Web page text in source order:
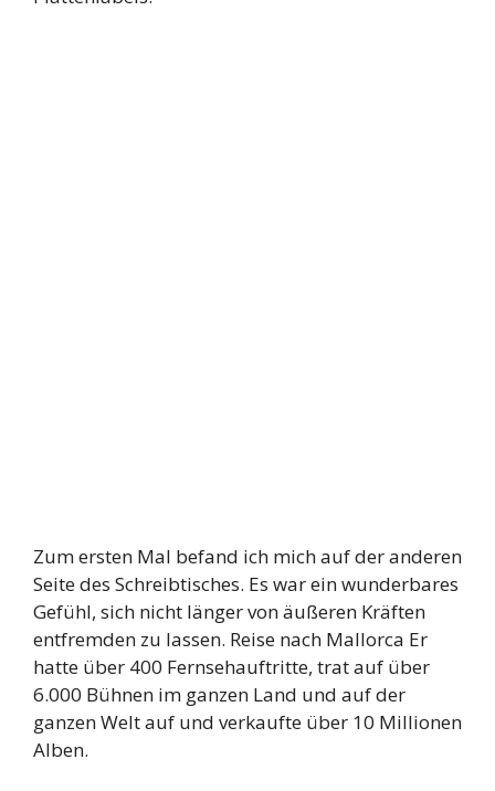
Zum ersten Mal befand ich mich auf der anderen
Seite des Schreibtisches. Es war ein wunderbares
Gefühl, sich nicht länger von äußeren Kräften
entfremden zu lassen. Reise nach Mallorca Er
hatte über 400 Fernsehauftritte, trat auf über
6.000 Bühnen im ganzen Land und auf der
ganzen Welt auf und verkaufte über 10 Millionen
Alben.